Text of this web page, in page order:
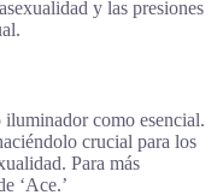
y las presiones
como esencial.
crucial para los
Para más
‘Ace.’